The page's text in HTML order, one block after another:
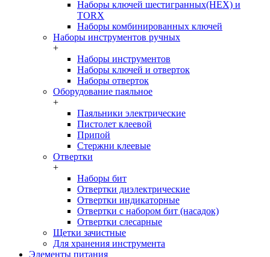
Наборы ключей шестигранных(HEX) и
TORX
Наборы комбинированных ключей
Наборы инструментов ручных
+
Наборы инструментов
Наборы ключей и отверток
Наборы отверток
Оборудование паяльное
+
Паяльники электрические
Пистолет клеевой
Припой
Стержни клеевые
Отвертки
+
Наборы бит
Отвертки диэлектрические
Отвертки индикаторные
Отвертки с набором бит (насадок)
Отвертки слесарные
Щетки зачистные
Для хранения инструмента
Элементы питания